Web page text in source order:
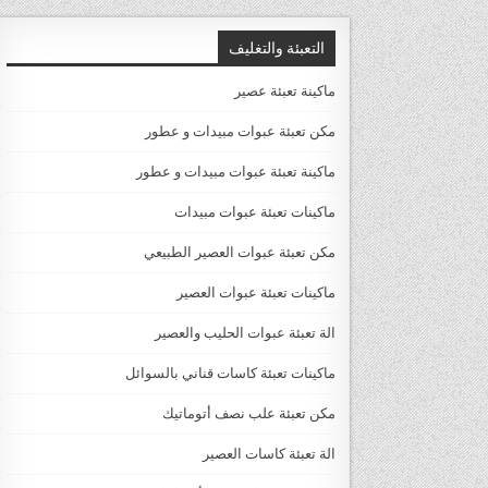
التعبئة والتغليف
ماكينة تعبئة عصير
مكن تعبئة عبوات مبيدات و عطور
ماكينة تعبئة عبوات مبيدات و عطور
ماكينات تعبئة عبوات مبيدات
مكن تعبئة عبوات العصير الطبيعي
ماكينات تعبئة عبوات العصير
الة تعبئة عبوات الحليب والعصير
ماكينات تعبئة كاسات قناني بالسوائل
مكن تعبئة علب نصف أتوماتيك
الة تعبئة كاسات العصير